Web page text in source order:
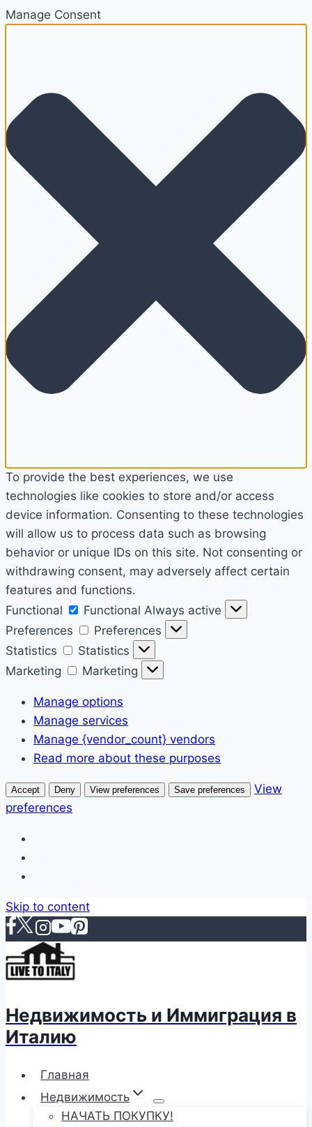
Manage Consent
To provide the best experiences, we use
technologies like cookies to store and/or access
device information. Consenting to these technologies
will allow us to process data such as browsing
behavior or unique IDs on this site. Not consenting or
withdrawing consent, may adversely affect certain
features and functions.
Functional
Functional Always active
Preferences
Preferences
Statistics
Statistics
Marketing
Marketing
Manage options
Manage services
Manage {vendor_count} vendors
Read more about these purposes
Accept Deny View preferences Save preferences
View
preferences
Skip to content
Недвижимость и Иммиграция в
Италию
Главная
Недвижимость
НАЧАТЬ ПОКУПКУ!